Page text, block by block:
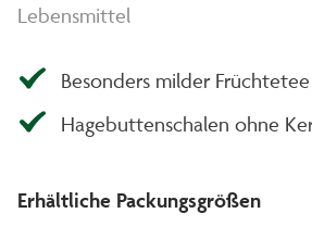
Lebensmittel
Besonders milder Früchtetee
Hagebuttenschalen ohne
Erhältliche Packungsgrößen